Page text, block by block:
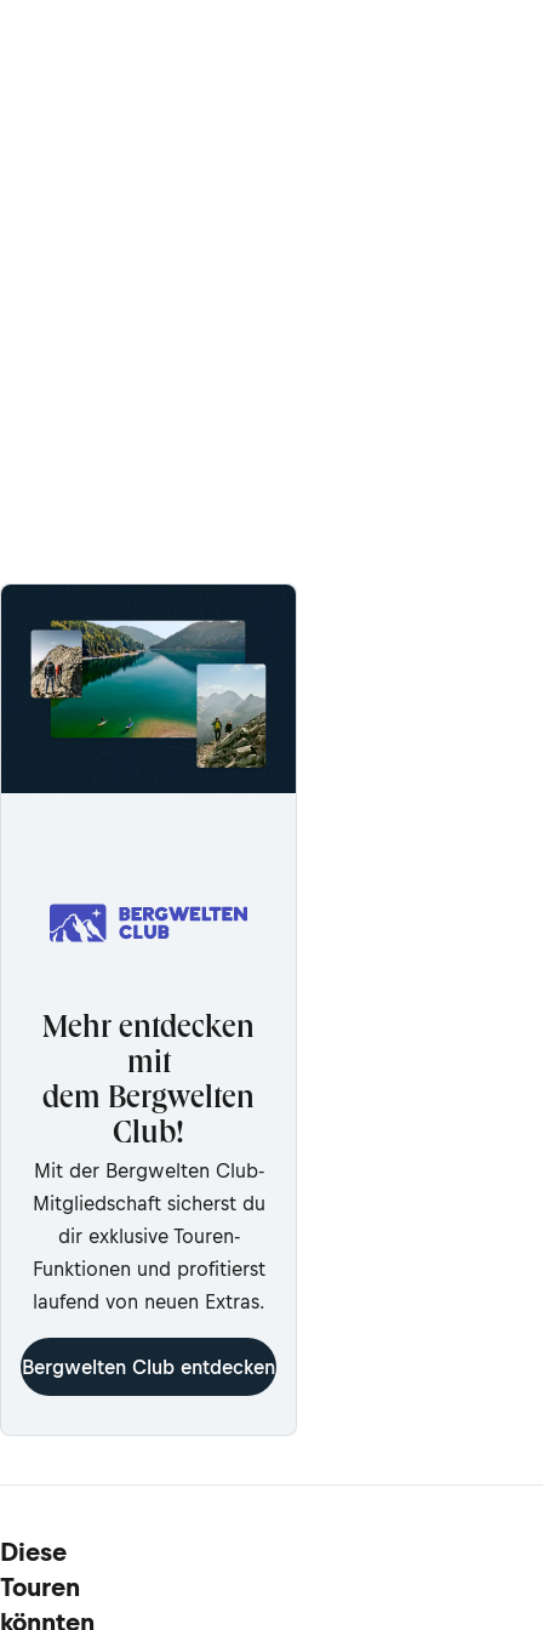
Mehr entdecken
mit
dem Bergwelten
Club!
Mit der Bergwelten Club-
Mitgliedschaft sicherst du
dir exklusive Touren-
Funktionen und profitierst
laufend von neuen Extras.
Bergwelten Club entdecken
Diese
Touren
könnten